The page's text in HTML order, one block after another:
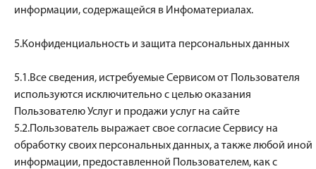
информации, содержащейся в Инфоматериалах.
5.Конфиденциальность и защита персональных данных
5.1.Все сведения, истребуемые Сервисом от Пользователя
используются исключительно с целью оказания
Пользователю Услуг и продажи услуг на сайте
5.2.Пользователь выражает свое согласие Сервису на
обработку своих персональных данных, а также любой иной
информации, предоставленной Пользователем, как с